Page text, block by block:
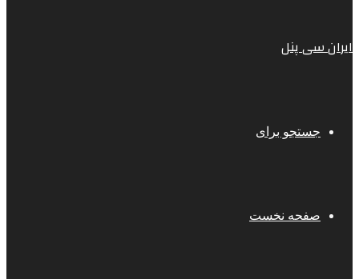
ایران سی پنل
جستجو برای
صفحه نخست